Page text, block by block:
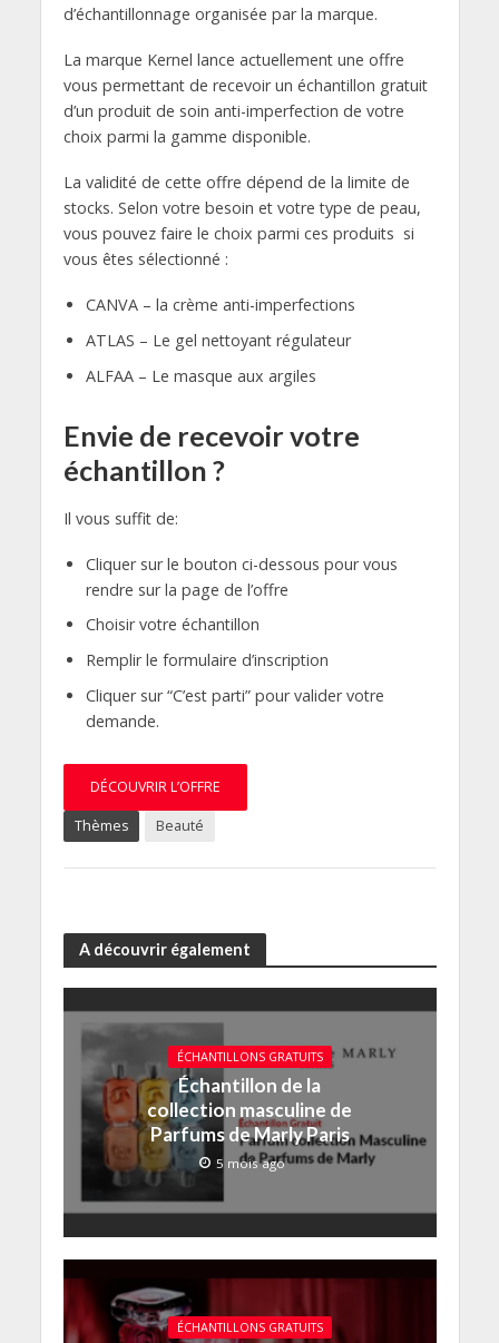
d’échantillonnage organisée par la marque.
La marque Kernel lance actuellement une offre
vous permettant de recevoir un échantillon gratuit
d’un produit de soin anti-imperfection de votre
choix parmi la gamme disponible.
La validité de cette offre dépend de la limite de
stocks. Selon votre besoin et votre type de peau,
vous pouvez faire le choix parmi ces produits si
vous êtes sélectionné :
CANVA – la crème anti-imperfections
ATLAS – Le gel nettoyant régulateur
ALFAA – Le masque aux argiles
Envie de recevoir votre
échantillon ?
Il vous suffit de:
Cliquer sur le bouton ci-dessous pour vous
rendre sur la page de l’offre
Choisir votre échantillon
Remplir le formulaire d’inscription
Cliquer sur “C’est parti” pour valider votre
demande.
DÉCOUVRIR L’OFFRE
Thèmes Beauté
A découvrir également
ÉCHANTILLONS GRATUITS
Échantillon de la
collection masculine de
Parfums de Marly Paris
5 mois ago
ÉCHANTILLONS GRATUITS